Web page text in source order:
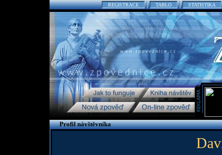
REGISTRACE TABLO STATISTIKA
Profil návštěvníka